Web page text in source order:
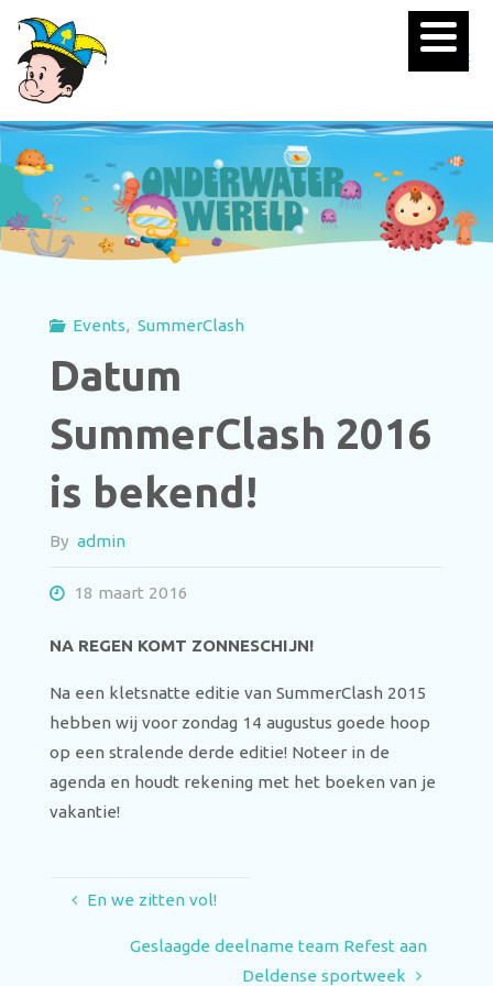
Events, SummerClash
Datum
SummerClash 2016
is bekend!
By admin
18 maart 2016
NA REGEN KOMT ZONNESCHIJN!
Na een kletsnatte editie van SummerClash 2015
hebben wij voor zondag 14 augustus goede hoop
op een stralende derde editie! Noteer in de
agenda en houdt rekening met het boeken van je
vakantie!
En we zitten vol!
Geslaagde deelname team Refest aan
Deldense sportweek